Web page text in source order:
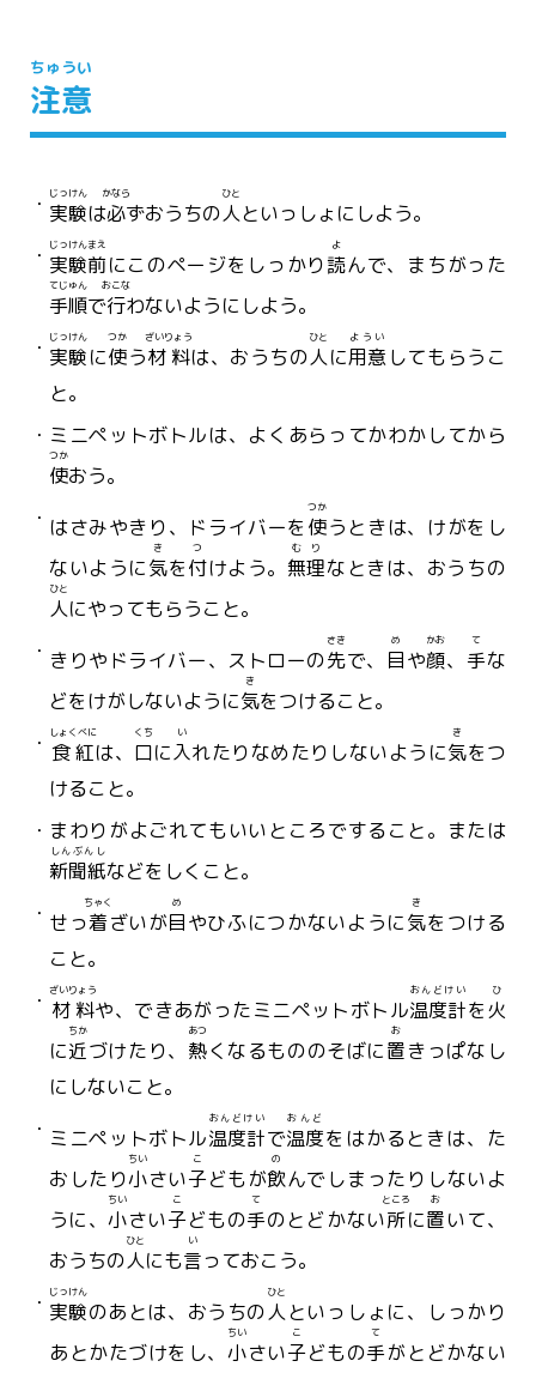
注意
ちゅうい
実験
じっけん
は必
かなら
ずおうちの人
ひと
といっしょにしよう。
実験
じっけん
前
まえ
にこのページをしっかり読
よ
んで、まちがった
手順
てじゅん
で行
おこな
わないようにしよう。
実験
じっけん
に使
つか
う材料
ざいりょう
は、おうちの人
ひと
に用意
ようい
してもらうこ
と。
ミニペットボトルは、よくあらってかわかしてから
使
つか
おう。
はさみやきり、ドライバーを 使
つか
うときは、けがをし
ないように気
き
を付
つ
けよう。 無理
むり
なときは、おうちの
人
ひと
にやってもらうこと。
きりやドライバー、ストローの先
さき
で、 目
め
や顔
かお
、 手
て
な
どをけがしないように気
き
をつけること。
食紅
しょくべに
は、 口
くち
に入
い
れたりなめたりしないように気
き
をつ
けること。
まわりがよごれてもいいところですること。または
新聞紙
しんぶんし
などをしくこと。
せっ着
ちゃく
ざいが目
め
やひふにつかないように気
き
をつける
こと。
材料
ざいりょう
や、できあがったミニペットボトル温度計
おんどけい
を火
ひ
に近
ちか
づけたり、 熱
あつ
くなるもののそばに置
お
きっぱなし
にしないこと。
ミニペットボトル温度計
おんどけい
で温度
おんど
をはかるときは、た
おしたり小
ちい
さい子
こ
どもが飲
の
んでしまったりしないよ
うに、 小
ちい
さい子
こ
どもの手
て
のとどかない所
ところ
に置
お
いて、
おうちの人
ひと
にも言
い
っておこう。
実験
じっけん
のあとは、おうちの人
ひと
といっしょに、しっかり
あとかたづけをし、 小
ちい
さい子
こ
どもの手
て
がとどかない